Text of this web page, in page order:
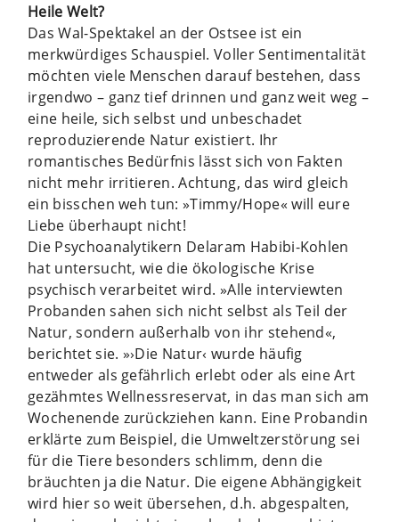
Heile Welt?
Das Wal-Spektakel an der Ostsee ist ein
merkwürdiges Schauspiel. Voller Sentimentalität
möchten viele Menschen darauf bestehen, dass
irgendwo – ganz tief drinnen und ganz weit weg –
eine heile, sich selbst und unbeschadet
reproduzierende Natur existiert. Ihr
romantisches Bedürfnis lässt sich von Fakten
nicht mehr irritieren. Achtung, das wird gleich
ein bisschen weh tun: »Timmy/Hope« will eure
Liebe überhaupt nicht!
Die Psychoanalytikern Delaram Habibi-Kohlen
hat untersucht, wie die ökologische Krise
psychisch verarbeitet wird. »Alle interviewten
Probanden sahen sich nicht selbst als Teil der
Natur, sondern außerhalb von ihr stehend«,
berichtet sie. »›Die Natur‹ wurde häufig
entweder als gefährlich erlebt oder als eine Art
gezähmtes Wellnessreservat, in das man sich am
Wochenende zurückziehen kann. Eine Probandin
erklärte zum Beispiel, die Umweltzerstörung sei
für die Tiere besonders schlimm, denn die
bräuchten ja die Natur. Die eigene Abhängigkeit
wird hier so weit übersehen, d.h. abgespalten,